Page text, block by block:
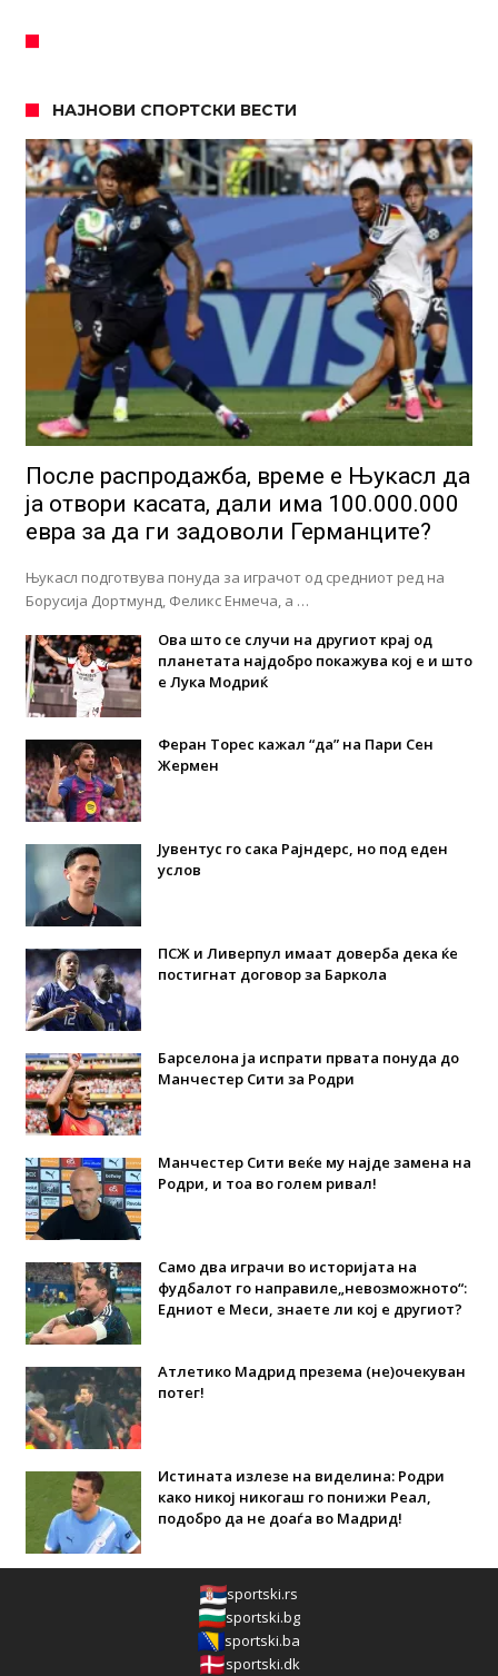
НАЈНОВИ СПОРТСКИ ВЕСТИ
После распродажба, време е Њукасл да
ја отвори касата, дали има 100.000.000
евра за да ги задоволи Германците?
Њукасл подготвува понуда за играчот од средниот ред на
Борусија Дортмунд, Феликс Енмеча, а …
Ова што се случи на другиот крај од
планетата најдобро покажува кој е и што
е Лука Модриќ
Феран Торес кажал “да” на Пари Сен
Жермен
Јувентус го сака Рајндерс, но под еден
услов
ПСЖ и Ливерпул имаат доверба дека ќе
постигнат договор за Баркола
Барселона ја испрати првата понуда до
Манчестер Сити за Родри
Манчестер Сити веќе му најде замена на
Родри, и тоа во голем ривал!
Само два играчи во историјата на
фудбалот го направиле„невозможното“:
Едниот е Меси, знаете ли кој е другиот?
Атлетико Мадрид презема (не)очекуван
потег!
Истината излезе на виделина: Родри
како никој никогаш го понижи Реал,
подобро да не доаѓа во Мадрид!
sportski.rs
sportski.bg
sportski.ba
sportski.dk